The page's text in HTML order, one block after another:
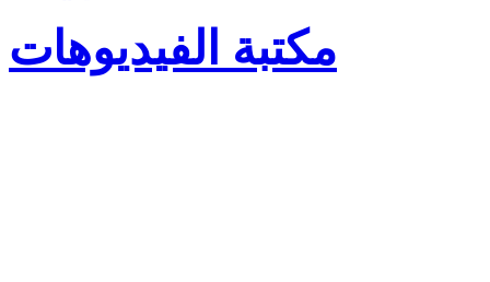
مكتبة الفيديوهات